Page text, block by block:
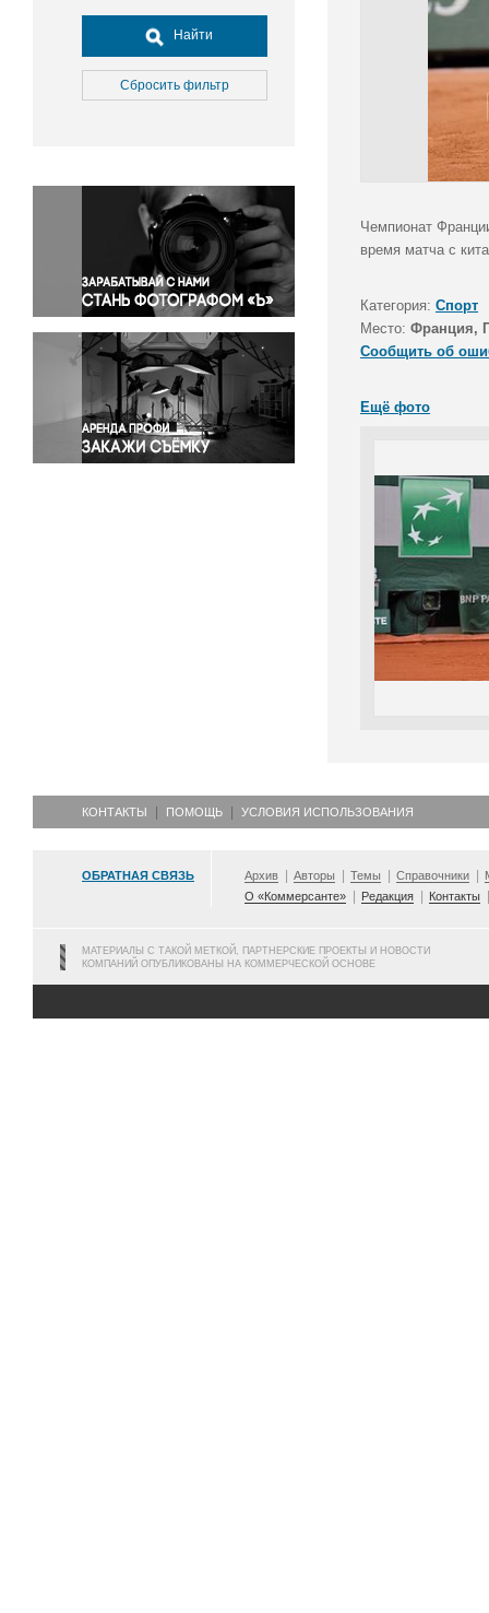
Досуг, туризм и отдых
Культура
Медицина
Окружающая среда
Политика
Правосудие
Происшествия и конфликты
Религия
Светская жизнь
Спорт
Экология
Экономика и бизнес
Найти
Сбросить фильтр
Чемпионат
время матча с
Категория: Спорт
Место: Франция,
Сообщить об
Ещё фото
КОНТАКТЫ ПОМОЩЬ УСЛОВИЯ ИСПОЛЬЗОВАНИЯ
ОБРАТНАЯ СВЯЗЬ Архив Авторы Темы Справочники
О «Коммерсанте»
Редакция Контакты
МАТЕРИАЛЫ С ТАКОЙ МЕТКОЙ, ПАРТНЕРСКИЕ ПРОЕКТЫ И НОВОСТИ
КОМПАНИЙ ОПУБЛИКОВАНЫ НА КОММЕРЧЕСКОЙ ОСНОВЕ